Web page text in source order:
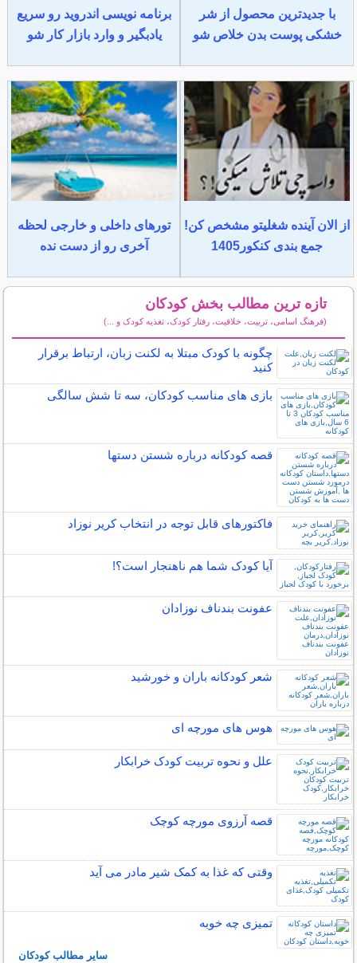
با جدیدترین محصول از شر
خشکی پوست بدن خلاص شو
برنامه نویسی اندروید رو سریع
یادبگیر و وارد بازار کار شو
از الان آینده شغلیتو مشخص کن!
جمع بندی کنکور1405
تورهای داخلی و خارجی لحظه
آخری رو از دست نده
تازه ترین مطالب بخش کودکان
(فرهنگ اسامی، تربیت، خلاقیت، رفتار کودک، تغذیه کودک و ...)
چگونه با کودک مبتلا به لکنت زبان، ارتباط برقرار
کنید
بازی های مناسب کودکان، سه تا شش سالگی
قصه کودکانه درباره شستن دستها
فاکتورهای قابل توجه در انتخاب کریر نوزاد
آیا کودک شما هم ناهنجار است؟!
عفونت بندناف نوزادان
شعر کودکانه باران و خورشید
هوس های مورچه ای
علل و نحوه تربیت کودک خرابکار
قصه آرزوی مورچه کوچک
وقتی که غذا به کمک شیر مادر می آید
تمیزی چه خوبه
سایر مطالب کودکان